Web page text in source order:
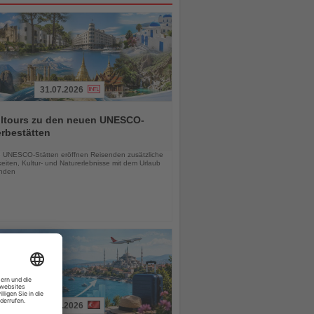
31.07.2026
zu den neuen UNESCO-
UNESCO-Stätten eröffnen Reisenden zusätzliche
Kultur- und Naturerlebnisse mit dem Urlaub
01.08.2026